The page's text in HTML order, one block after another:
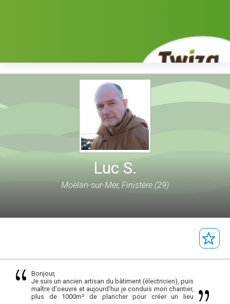
Luc S.
Moëlan-sur-Mer, Finistère (29)
Bonjour,
Je suis un ancien artisan du bâtiment (électricien), puis
maître d'oeuvre et aujourd'hui je conduis mon chantier,
plus de 1000m² de plancher pour créer un lieu